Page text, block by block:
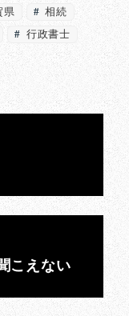
県
相続
行政書士
こえない